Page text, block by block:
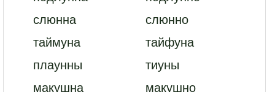
слюнна
слюнно
таймуна
тайфуна
плаунны
тиуны
макушна
макушно